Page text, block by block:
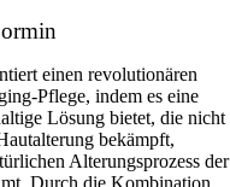
einen revolutionären
Pflege, indem es eine
Lösung bietet, die nicht
bekämpft,
Alterungsprozess der